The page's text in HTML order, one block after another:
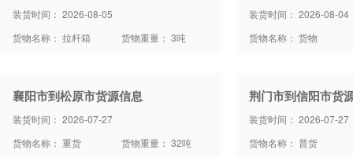
装货时间： 2026-08-05
货物名称： 拉杆箱
货物重量： 3吨
装货时间： 2026-08-04
货物名称： 货物
襄阳市到松原市货源信息
装货时间： 2026-07-27
货物名称： 重货
货物重量： 32吨
荆门市到信阳市货
装货时间： 2026-07-27
货物名称： 普货